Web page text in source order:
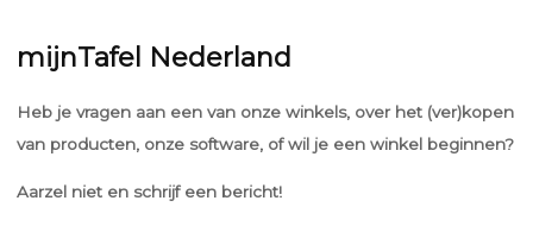
mijnTafel Nederland
Heb je vragen aan een van onze winkels, over het (ver)kopen
van producten, onze software, of wil je een winkel beginnen?
Aarzel niet en schrijf een bericht!